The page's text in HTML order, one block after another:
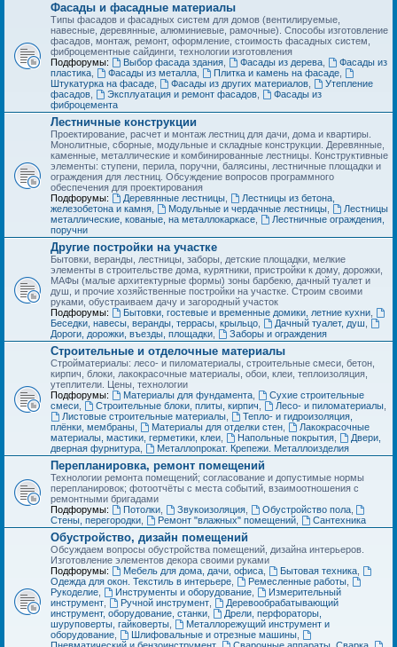
Фасады и фасадные материалы
Типы фасадов и фасадных систем для домов (вентилируемые,
навесные, деревянные, алюминиевые, рамочные). Способы изготовление
фасадов, монтаж, ремонт, оформление, стоимость фасадных систем,
фиброцементные сайдинги, технологии изготовления
Подфорумы:
Выбор фасада здания, Фасады из дерева,
Фасады из
пластика
Фасады из металла, Плитка и камень на фасаде,
Штукатурка на фасаде
Фасады из других материалов,
Утепление
фасадов
Эксплуатация и ремонт фасадов,
Фасады из
фиброцемента
Лестничные конструкции
Проектирование, расчет и монтаж лестниц для дачи, дома и квартиры.
Монолитные, сборные, модульные и складные конструкции. Деревянные,
каменные, металлические и комбинированные лестницы. Конструктивные
элементы: ступени, перила, поручни, балясины, лестничные площадки и
ограждения для лестниц. Обсуждение вопросов программного
обеспечения для проектирования
Подфорумы:
Деревянные лестницы,
Лестницы из бетона,
железобетона и камня
Модульные и чердачные лестницы,
Лестницы
металлические, кованые, на металлокаркасе
Лестничные ограждения,
поручни
Другие постройки на участке
Бытовки, веранды, лестницы, заборы, детские площадки, мелкие
элементы в строительстве дома, курятники, пристройки к дому, дорожки,
МАФы (малые архитектурные формы) зоны барбекю, дачный туалет и
душ, и прочие хозяйственные постройки на участке. Строим своими
руками, обустраиваем дачу и загородный участок
Подфорумы:
Бытовки, гостевые и временные домики, летние кухни,
Беседки, навесы, веранды, террасы, крыльцо
Дачный туалет, душ
Дороги, дорожки, въезды, площадки
Заборы и ограждения
Строительные и отделочные материалы
Стройматериалы: лесо- и пиломатериалы, строительные смеси, бетон,
кирпич, блоки, лакокрасочные материалы, обои, клеи, теплоизоляция,
утеплители. Цены, технологии
Подфорумы:
Материалы для фундамента,
Сухие строительные
смеси
Строительные блоки, плиты, кирпич Лесо- и пиломатериалы,
Листовые строительные материалы,
Тепло- и гидроизоляция,
плёнки, мембраны
Материалы для отделки стен,
Лакокрасочные
материалы, мастики, герметики, клеи
Напольные покрытия,
Двери,
дверная фурнитура
Металлопрокат. Крепежи. Металлоизделия
Перепланировка, ремонт помещений
Технологии ремонта помещений; согласование и допустимые нормы
перепланировок; фотоотчёты с места событий, взаимоотношения с
ремонтными бригадами
Подфорумы:
Потолки, Звукоизоляция, Обустройство пола,
Стены, перегородки
Ремонт "влажных" помещений, Сантехника
Обустройство, дизайн помещений
Обсуждаем вопросы обустройства помещений, дизайна интерьеров.
Изготовление элементов декора своими руками
Подфорумы:
Мебель для дома, дачи, офиса, Бытовая техника,
Одежда для окон. Текстиль в интерьере
Ремесленные работы,
Рукоделие
Инструменты и оборудование,
Измерительный
инструмент
Ручной инструмент,
Деревообрабатывающий
инструмент, оборудование, станки
Дрели, перфораторы,
шуруповерты, гайковерты
Металлорежущий инструмент и
оборудование
Шлифовальные и отрезные машины,